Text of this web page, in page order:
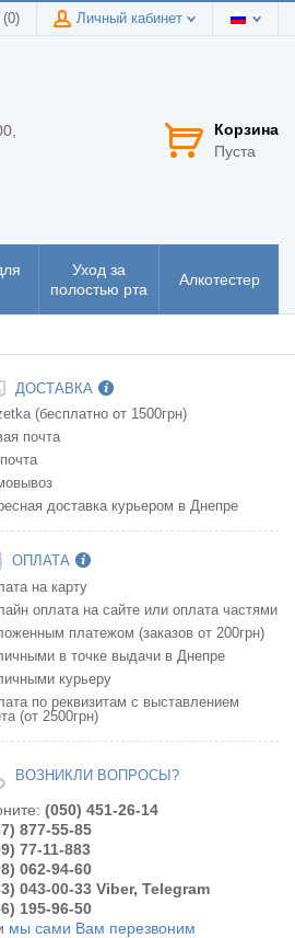
(0) Личный кабинет
Корзина
Пуста
Уход за
полостью рта
Алкотестер
ДОСТАВКА
(бесплатно от 1500грн)
почта
доставка курьером в Днепре
ОПЛАТА
на карту
оплата на сайте или оплата частями
платежом (заказов от 200грн)
в точке выдачи в Днепре
курьеру
по реквизитам с выставлением
(от 2500грн)
ВОЗНИКЛИ ВОПРОСЫ?
(050) 451-26-14
877-55-85
77-11-883
062-94-60
043-00-33 Viber, Telegram
195-96-50
мы сами Вам перезвоним